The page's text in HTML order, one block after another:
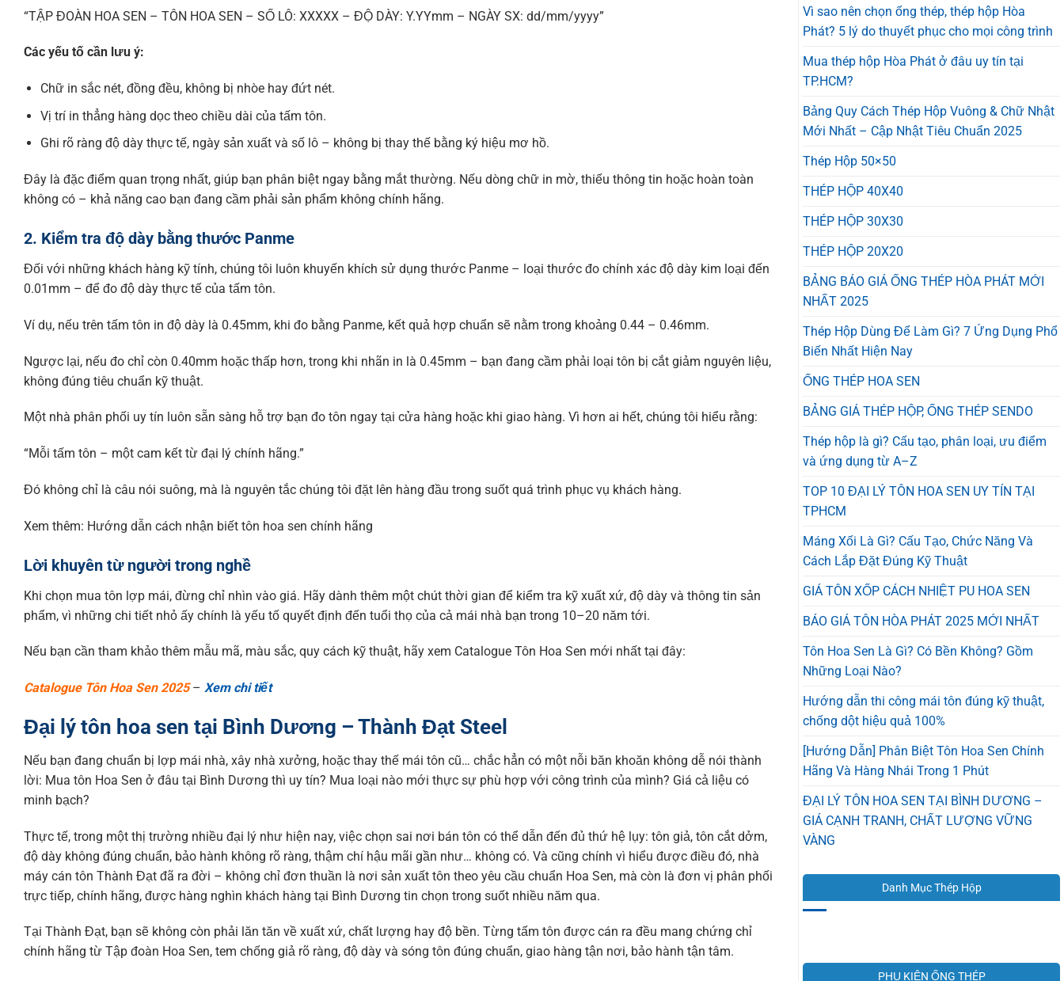
“TẬP ĐOÀN HOA SEN – TÔN HOA SEN – SỐ LÔ: XXXXX – ĐỘ DÀY: Y.YYmm – NGÀY SX: dd/mm/yyyy”
Các yếu tố cần lưu ý:
Chữ in sắc nét, đồng đều, không bị nhòe hay đứt nét.
Vị trí in thẳng hàng dọc theo chiều dài của tấm tôn.
Ghi rõ ràng độ dày thực tế, ngày sản xuất và số lô – không bị thay thế bằng ký hiệu mơ hồ.
Đây là đặc điểm quan trọng nhất, giúp bạn phân biệt ngay bằng mắt thường. Nếu dòng chữ in mờ, thiếu thông tin hoặc hoàn toàn
không có – khả năng cao bạn đang cầm phải sản phẩm không chính hãng.
2. Kiểm tra độ dày bằng thước Panme
Đối với những khách hàng kỹ tính, chúng tôi luôn khuyến khích sử dụng thước Panme – loại thước đo chính xác độ dày kim loại đến
0.01mm – để đo độ dày thực tế của tấm tôn.
Ví dụ, nếu trên tấm tôn in độ dày là 0.45mm, khi đo bằng Panme, kết quả hợp chuẩn sẽ nằm trong khoảng 0.44 – 0.46mm.
Ngược lại, nếu đo chỉ còn 0.40mm hoặc thấp hơn, trong khi nhãn in là 0.45mm – bạn đang cầm phải loại tôn bị cắt giảm nguyên liệu,
không đúng tiêu chuẩn kỹ thuật.
Một nhà phân phối uy tín luôn sẵn sàng hỗ trợ bạn đo tôn ngay tại cửa hàng hoặc khi giao hàng. Vì hơn ai hết, chúng tôi hiểu rằng:
“Mỗi tấm tôn – một cam kết từ đại lý chính hãng.”
Đó không chỉ là câu nói suông, mà là nguyên tắc chúng tôi đặt lên hàng đầu trong suốt quá trình phục vụ khách hàng.
Xem thêm: Hướng dẫn cách nhận biết tôn hoa sen chính hãng
Lời khuyên từ người trong nghề
Khi chọn mua tôn lợp mái, đừng chỉ nhìn vào giá. Hãy dành thêm một chút thời gian để kiểm tra kỹ xuất xứ, độ dày và thông tin sản
phẩm, vì những chi tiết nhỏ ấy chính là yếu tố quyết định đến tuổi thọ của cả mái nhà bạn trong 10–20 năm tới.
Nếu bạn cần tham khảo thêm mẫu mã, màu sắc, quy cách kỹ thuật, hãy xem Catalogue Tôn Hoa Sen mới nhất tại đây:
Catalogue Tôn Hoa Sen 2025– Xem chi tiết
Đại lý tôn hoa sen tại Bình Dương – Thành Đạt Steel
Nếu bạn đang chuẩn bị lợp mái nhà, xây nhà xưởng, hoặc thay thế mái tôn cũ… chắc hẳn có một nỗi băn khoăn không dễ nói thành
lời: Mua tôn Hoa Sen ở đâu tại Bình Dương thì uy tín? Mua loại nào mới thực sự phù hợp với công trình của mình? Giá cả liệu có
minh bạch?
Thực tế, trong một thị trường nhiều đại lý như hiện nay, việc chọn sai nơi bán tôn có thể dẫn đến đủ thứ hệ lụy: tôn giả, tôn cắt dởm,
độ dày không đúng chuẩn, bảo hành không rõ ràng, thậm chí hậu mãi gần như… không có. Và cũng chính vì hiểu được điều đó, nhà
máy cán tôn Thành Đạt đã ra đời – không chỉ đơn thuần là nơi sản xuất tôn theo yêu cầu chuẩn Hoa Sen, mà còn là đơn vị phân phối
trực tiếp, chính hãng, được hàng nghìn khách hàng tại Bình Dương tin chọn trong suốt nhiều năm qua.
Tại Thành Đạt, bạn sẽ không còn phải lăn tăn về xuất xứ, chất lượng hay độ bền. Từng tấm tôn được cán ra đều mang chứng chỉ
chính hãng từ Tập đoàn Hoa Sen, tem chống giả rõ ràng, độ dày và sóng tôn đúng chuẩn, giao hàng tận nơi, bảo hành tận tâm.
Trong
Phút
BÌNH
DƯƠNG
–
CẠNH
VỮNG
VÀNG
Vì sao nên chọn ống thép, thép hộp Hòa
Phát? 5 lý do thuyết phục cho mọi công trình
Mua thép hộp Hòa Phát ở đâu uy tín tại
TP.HCM?
Bảng Quy Cách Thép Hộp Vuông & Chữ Nhật
Mới Nhất – Cập Nhật Tiêu Chuẩn 2025
Thép Hộp 50×50
THÉP HỘP 40X40
THÉP HỘP 30X30
THÉP HỘP 20X20
BẢNG BÁO GIÁ ỐNG THÉP HÒA PHÁT MỚI
NHẤT 2025
Thép Hộp Dùng Để Làm Gì? 7 Ứng Dụng Phổ
Biến Nhất Hiện Nay
ỐNG THÉP HOA SEN
BẢNG GIÁ THÉP HỘP, ỐNG THÉP SENDO
Thép hộp là gì? Cấu tạo, phân loại, ưu điểm
và ứng dụng từ A–Z
TOP 10 ĐẠI LÝ TÔN HOA SEN UY TÍN TẠI
TPHCM
Máng Xối Là Gì? Cấu Tạo, Chức Năng Và
Cách Lắp Đặt Đúng Kỹ Thuật
GIÁ TÔN XỐP CÁCH NHIỆT PU HOA SEN
BÁO GIÁ TÔN HÒA PHÁT 2025 MỚI NHẤT
Tôn Hoa Sen Là Gì? Có Bền Không? Gồm
Những Loại Nào?
Hướng dẫn thi công mái tôn đúng kỹ thuật,
chống dột hiệu quả 100%
[Hướng Dẫn] Phân Biệt Tôn Hoa Sen Chính
Hãng Và Hàng Nhái Trong 1 Phút
ĐẠI LÝ TÔN HOA SEN TẠI BÌNH DƯƠNG –
GIÁ CẠNH TRANH, CHẤT LƯỢNG VỮNG
VÀNG
Danh Mục Thép Hộp
PHỤ KIỆN ỐNG THÉP